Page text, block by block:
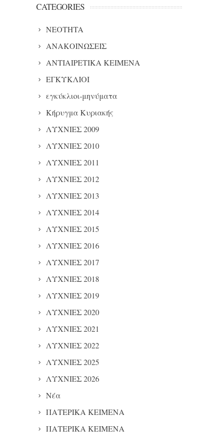
CATEGORIES
NEOTHTA
ΑΝΑΚΟΙΝΩΣΕΙΣ
ΑΝΤΙΑΙΡΕΤΙΚΑ ΚΕΙΜΕΝΑ
ΕΓΚΥΚΛΙΟΙ
εγκύκλιοι-μηνύματα
Κήρυγμα Κυριακής
ΛΥΧΝΙΕΣ 2009
ΛΥΧΝΙΕΣ 2010
ΛΥΧΝΙΕΣ 2011
ΛΥΧΝΙΕΣ 2012
ΛΥΧΝΙΕΣ 2013
ΛΥΧΝΙΕΣ 2014
ΛΥΧΝΙΕΣ 2015
ΛΥΧΝΙΕΣ 2016
ΛΥΧΝΙΕΣ 2017
ΛΥΧΝΙΕΣ 2018
ΛΥΧΝΙΕΣ 2019
ΛΥΧΝΙΕΣ 2020
ΛΥΧΝΙΕΣ 2021
ΛΥΧΝΙΕΣ 2022
ΛΥΧΝΙΕΣ 2025
ΛΥΧΝΙΕΣ 2026
Νέα
ΠΑΤΕΡΙΚΑ ΚΕΙΜΕΝΑ
ΠΑΤΕΡΙΚΑ ΚΕΙΜΕΝΑ